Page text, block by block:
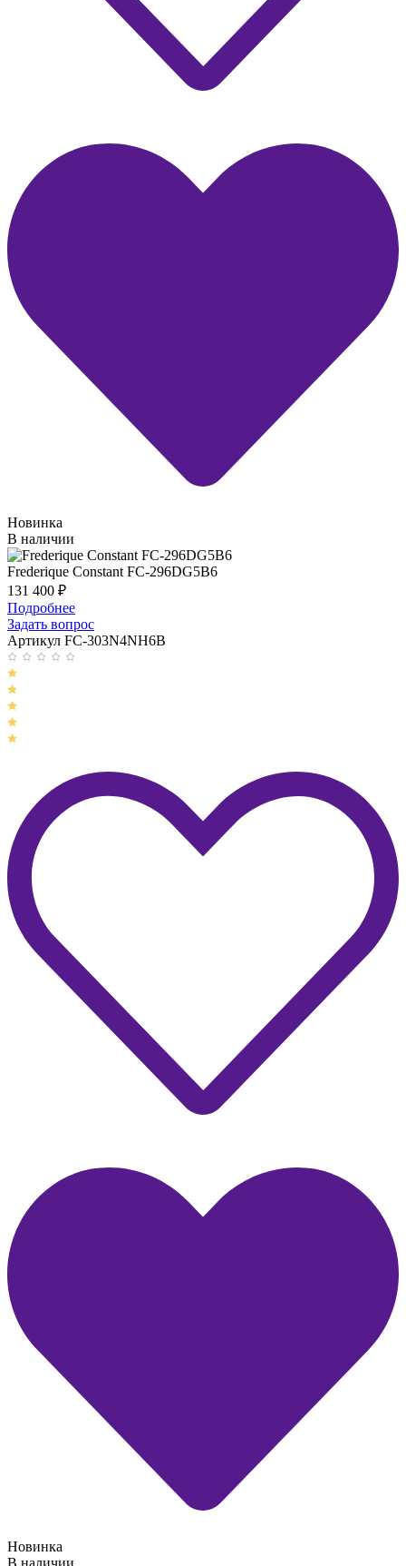
Новинка
В наличии
Frederique Constant FC-296DG5B6
131 400 ₽
Подробнее
Задать вопрос
Артикул FC-303N4NH6B
Новинка
В наличии